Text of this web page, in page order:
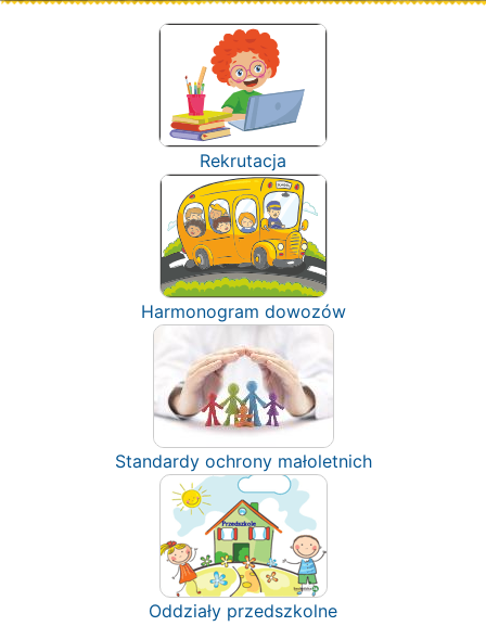
Rekrutacja
Harmonogram dowozów
Standardy ochrony małoletnich
Oddziały przedszkolne